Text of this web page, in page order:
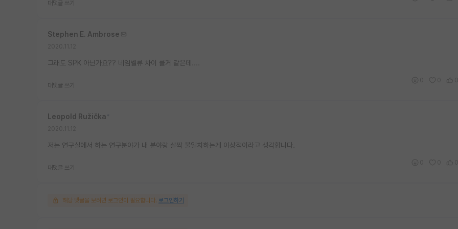
대댓글 쓰기
Stephen E. Ambrose
그래도 SPK 아닌가요?? 네임벨류 차이 클거 같은데....
대댓글 쓰기
Leopold Ružička
저는 연구실에서 하는 연구분야가 내 분야랑 살짝 불일치하는게 이상적이라고 생각합니다.
대댓글 쓰기
해당 댓글을 보려면 로그인이 필요합니다. 로그인하기